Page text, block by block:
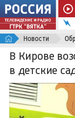
Новости
В Кирове
в детские